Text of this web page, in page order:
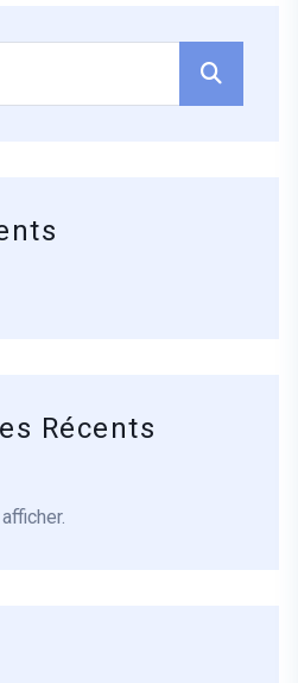
Récents